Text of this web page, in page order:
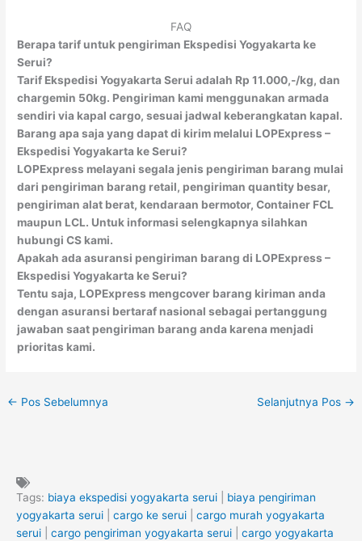
FAQ
Berapa tarif untuk pengiriman Ekspedisi Yogyakarta ke
Serui?
Tarif Ekspedisi Yogyakarta Serui adalah Rp 11.000,-/kg, dan
chargemin 50kg. Pengiriman kami menggunakan armada
sendiri via kapal cargo, sesuai jadwal keberangkatan kapal.
Barang apa saja yang dapat di kirim melalui LOPExpress –
Ekspedisi Yogyakarta ke Serui?
LOPExpress melayani segala jenis pengiriman barang mulai
dari pengiriman barang retail, pengiriman quantity besar,
pengiriman alat berat, kendaraan bermotor, Container FCL
maupun LCL. Untuk informasi selengkapnya silahkan
hubungi CS kami.
Apakah ada asuransi pengiriman barang di LOPExpress –
Ekspedisi Yogyakarta ke Serui?
Tentu saja, LOPExpress mengcover barang kiriman anda
dengan asuransi bertaraf nasional sebagai pertanggung
jawaban saat pengiriman barang anda karena menjadi
prioritas kami.
← Pos Sebelumnya Selanjutnya Pos →
Tags: biaya ekspedisi yogyakarta serui
biaya pengiriman
yogyakarta serui
cargo ke serui
cargo murah yogyakarta
serui
cargo pengiriman yogyakarta serui
cargo yogyakarta